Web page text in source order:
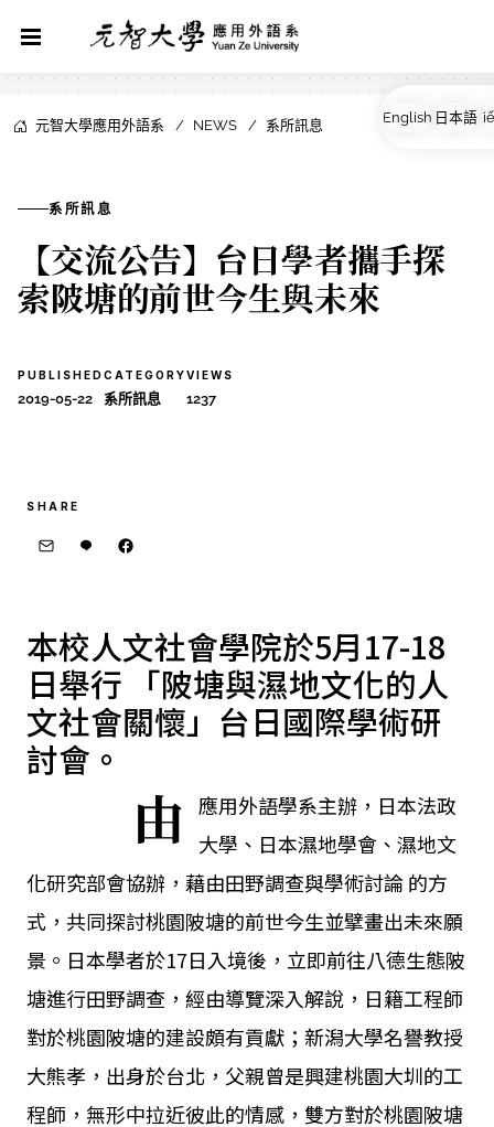
元智大學應用外語系 NEWS 系所訊息
系所訊息
【交流公告】台日學者攜手探
索陂塘的前世今生與未來
PUBLISHED
2019-05-22
CATEGORY
系所訊息
VIEWS
1237
SHARE
本校人文社會學院於5月17-18
日舉行 「陂塘與濕地文化的人
文社會關懷」台日國際學術研
討會。
由 應用外語學系主辦，日本法政
大學、日本濕地學會、濕地文
化研究部會協辦，藉由田野調查與學術討論 的方
式，共同探討桃園陂塘的前世今生並擘畫出未來願
景。日本學者於17日入境後，立即前往八德生態陂
塘進行田野調查，經由導覽深入解說，日籍工程師
對於桃園陂塘的建設頗有貢獻；新潟大學名譽教授
大熊孝，出身於台北，父親曾是興建桃園大圳的工
程師，無形中拉近彼此的情感，雙方對於桃園陂塘